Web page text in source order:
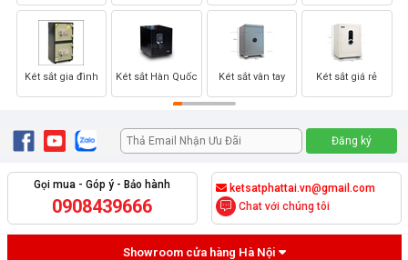
Két sắt gia đình Két sắt Hàn Quốc Két sắt vân tay Két sắt giá rẻ
Gọi mua - Góp ý - Bảo hành
0908439666
ketsatphattai.vn@gmail.com
Chat với chúng tôi
Showroom cửa hàng Hà Nội